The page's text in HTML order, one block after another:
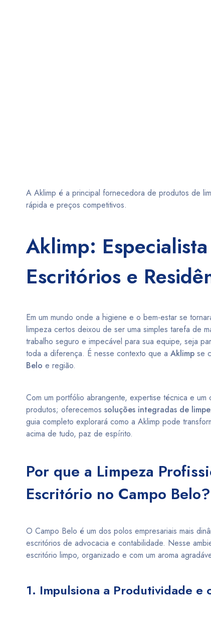
A Aklimp é a principal fornecedora de produtos de
rápida e preços competitivos.
Aklimp:
Escritórios e
Em um mundo onde a higiene e o bem-estar se
limpeza certos deixou de ser uma simples tarefa de
trabalho seguro e impecável para sua equipe, seja
toda a diferença. É nesse contexto que a Aklimp se
Belo e região.
Com um portfólio abrangente, expertise técnica e um
produtos; oferecemos soluções integradas de
guia completo explorará como a Aklimp pode
acima de tudo, paz de espírito.
Por que a Limpeza
Escritório no Campo Belo?
O Campo Belo é um dos polos empresariais mais
escritórios de advocacia e contabilidade. Nesse
escritório limpo, organizado e com um aroma
1. Impulsiona a Produtividade e